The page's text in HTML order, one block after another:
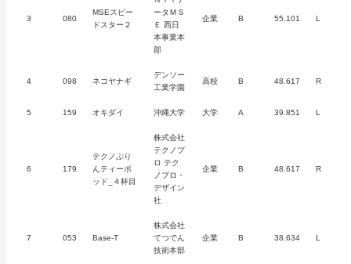
3 080
MSEスピー
ドスター２
ータＭＳ
Ｅ 西日
本事業本
部
企業 B 55.101 L
4 098 ネコヤナギ
デンソー
工業学園
高校 B 48.617 R
5 159 オキダイ 沖縄大学 大学 A 39.851 L
6 179
テクノぷり
んティーポ
ッド_４杯目
株式会社
テクノプ
ロ テク
ノプロ・
デザイン
社
企業 B 48.617 R
7 053 Base-T
株式会社
てつでん
技術本部
企業 B 38.634 L